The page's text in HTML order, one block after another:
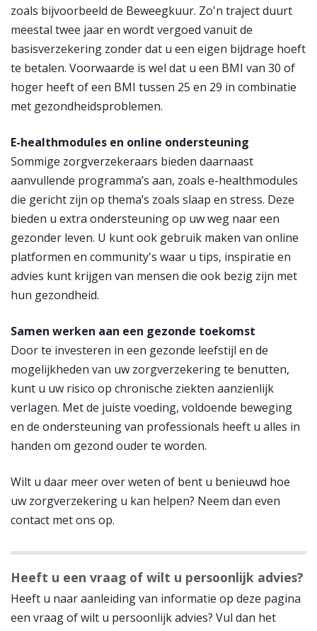
zoals bijvoorbeeld de Beweegkuur. Zo'n traject duurt
meestal twee jaar en wordt vergoed vanuit de
basisverzekering zonder dat u een eigen bijdrage hoeft
te betalen. Voorwaarde is wel dat u een BMI van 30 of
hoger heeft of een BMI tussen 25 en 29 in combinatie
met gezondheidsproblemen.
E-healthmodules en online ondersteuning
Sommige zorgverzekeraars bieden daarnaast
aanvullende programma’s aan, zoals e-healthmodules
die gericht zijn op thema’s zoals slaap en stress. Deze
bieden u extra ondersteuning op uw weg naar een
gezonder leven. U kunt ook gebruik maken van online
platformen en community's waar u tips, inspiratie en
advies kunt krijgen van mensen die ook bezig zijn met
hun gezondheid.
Samen werken aan een gezonde toekomst
Door te investeren in een gezonde leefstijl en de
mogelijkheden van uw zorgverzekering te benutten,
kunt u uw risico op chronische ziekten aanzienlijk
verlagen. Met de juiste voeding, voldoende beweging
en de ondersteuning van professionals heeft u alles in
handen om gezond ouder te worden.
Wilt u daar meer over weten of bent u benieuwd hoe
uw zorgverzekering u kan helpen? Neem dan even
contact met ons op.
Heeft u een vraag of wilt u persoonlijk advies?
Heeft u naar aanleiding van informatie op deze pagina
een vraag of wilt u persoonlijk advies? Vul dan het